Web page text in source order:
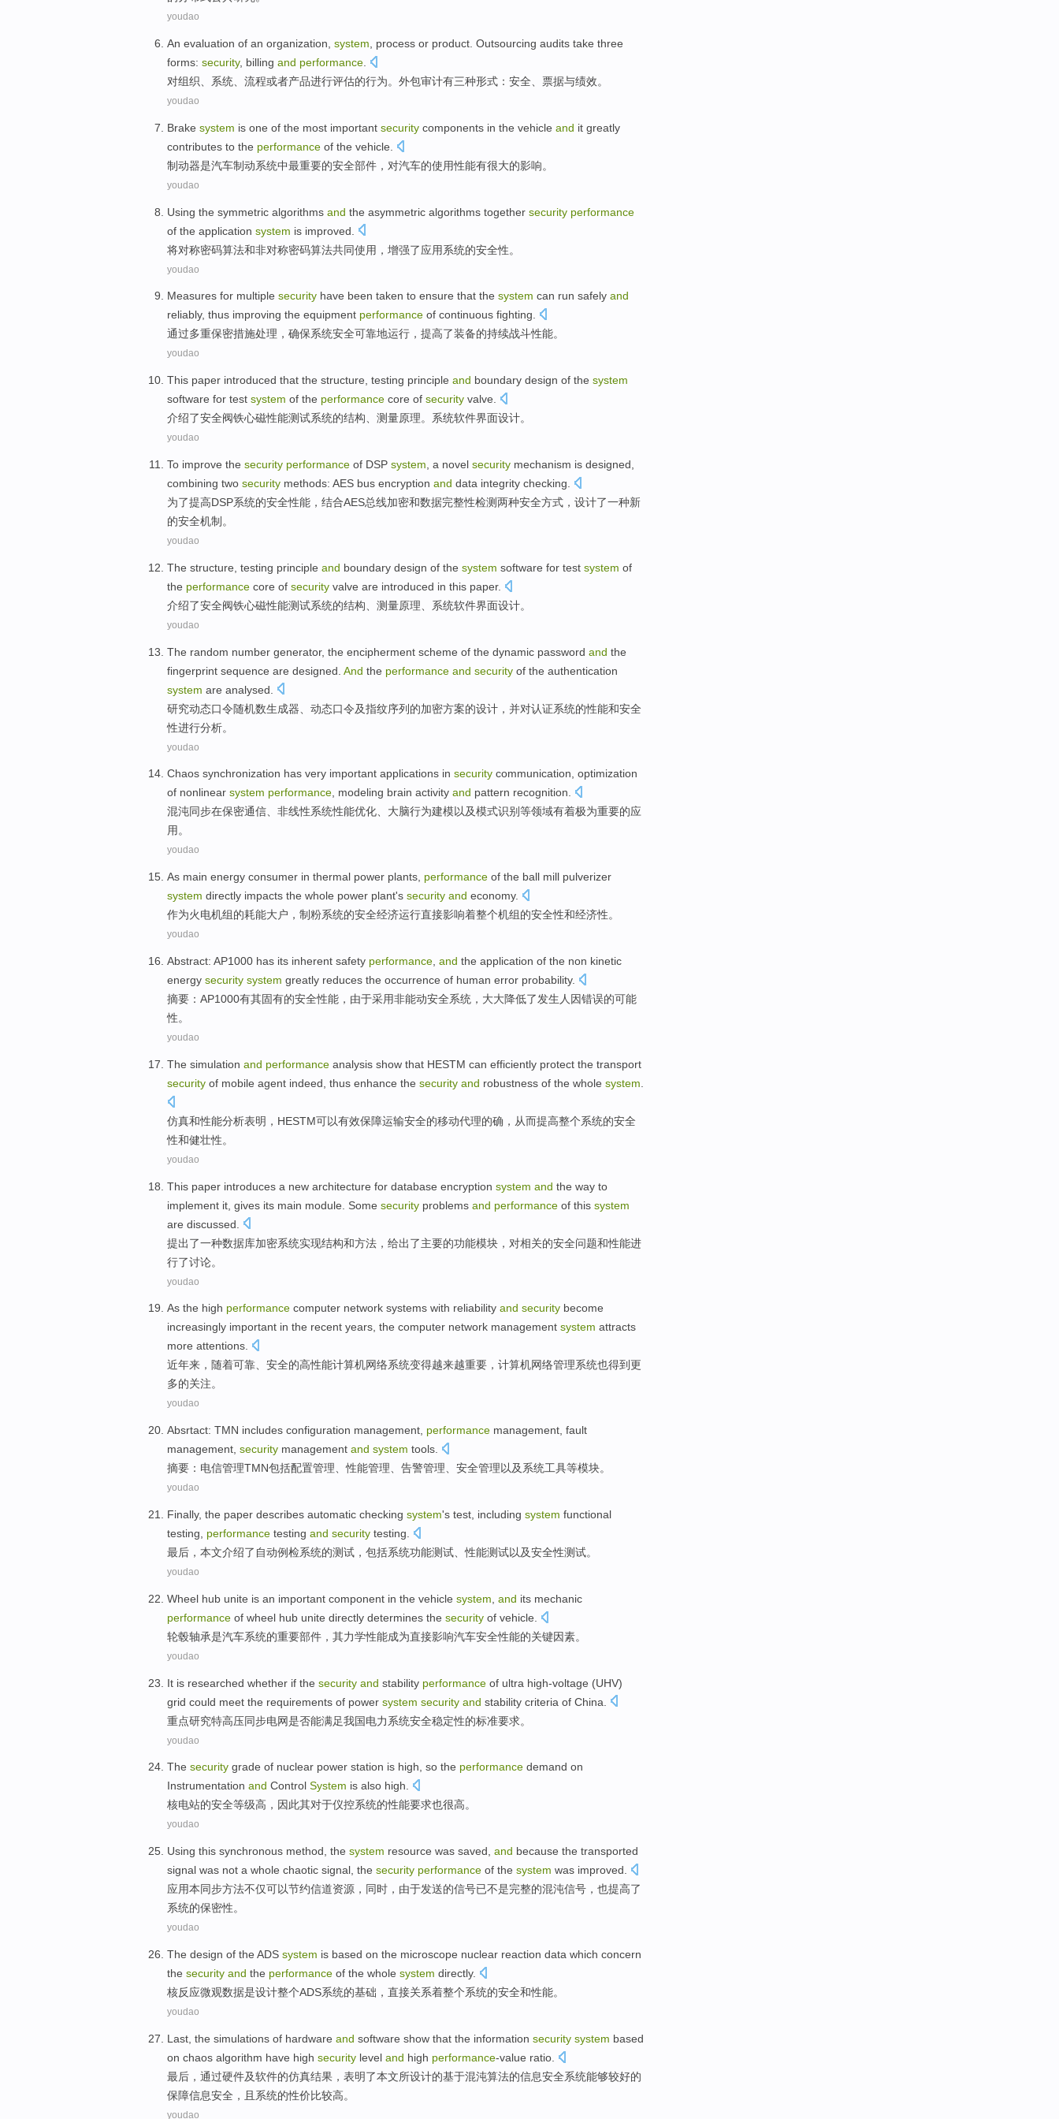
youdao
An evaluation of an organization system process or product Outsourcing audits take three
forms: security, billing and performance
对组织 系统 流程或者产品进行评估的行为。 外包审计有三种形式 ： 安全 票据与绩效。
youdao
Brake system is one of the most important security components in the vehicle and it greatly
contributes to the performance of the vehicle.
制动器是汽车制动系统中最重要的安全部件 ，对汽车的使用性能有很大的影响。
youdao
Using the symmetric algorithms and the asymmetric algorithms together security performance
of the application system is improved
将对称密码算法和非对称密码算法共同使用，增强了应用系统的安全性。
youdao
Measures for multiple security have been taken to ensure that the system can run safely and
reliably, thus improving the equipment performance of continuous fighting.
通过多重保密措施处理 ， 确保系统安全可靠地运行， 提高了装备的持续战斗性能。
youdao
This paper introduced that the structure testing principle and boundary design of the system
software for test system of the performance core of security valve
介绍了安全阀铁心磁性能测试系统的结构 测量原理。系统软件界面设计。
youdao
To improve the security performance of DSP system a novel security mechanism is designed
combining two security methods: AES bus encryption and data integrity checking
为了提高DSP系统的安全性能 ， 结合AES总线加密和数据完整性检测两种安全方式 ， 设计了一种新
的安全机制 。
youdao
The structure testing principle and boundary design of the system software for test system of
the performance core of security valve are introduced in this paper.
介绍了安全阀铁心磁性能测试系统的结构 测量原理 、系统软件界面设计。
youdao
The random number generator, the encipherment scheme of the dynamic password and the
fingerprint sequence are designed And the performance and security of the authentication
system are analysed
研究动态口令随机数生成器 、动态口令及指纹序列的加密方案的设计 ， 并对认证系统的性能和安全
性进行分析。
youdao
Chaos synchronization has very important applications in security communication, optimization
of nonlinear system performance, modeling brain activity and pattern recognition.
混沌同步在保密通信、 非线性系统性能优化、 大脑行为建模以及模式识别等领域有着极为重要的应
用。
youdao
As main energy consumer in thermal power plants, performance of the ball mill pulverizer
system directly impacts the whole power plant's security and economy.
作为火电机组的耗能大户 ，制粉系统的安全经济运行直接影响着整个机组的安全性和经济性。
youdao
Abstract: AP1000 has its inherent safety performance and the application of the non kinetic
energy security system greatly reduces the occurrence of human error probability.
摘要 ： AP1000有其固有的安全性能 ，由于采用非能动安全系统 ， 大大降低了发生 人 因错误的可能
性。
youdao
The simulation and performance analysis show that HESTM can efficiently protect the transport
security of mobile agent indeed thus enhance the security and robustness of the whole system
仿真和性能分析表明 ， HESTM可以有效保障运输安全的移动代理的确 ， 从而提高整个系统的安全
性和健壮性。
youdao
This paper introduces a new architecture for database encryption system and the way to
implement it gives its main module Some security problems and performance of this system
are discussed.
提出了一种数据库加密系统实现结构和方法 ， 给出了主要的功能模块 ， 对相关的安全问题和性能进
行了讨论。
youdao
As the high performance computer network systems with reliability and security become
increasingly important in the recent years, the computer network management system attracts
more attentions.
近年来， 随着可靠、 安全的高性能计算机网络系统变得越来越重要 ，计算机网络管理系统也得到更
多的关注。
youdao
Absrtact: TMN includes configuration management performance management fault
management, security management and system tools
摘要 ：电信管理TMN包括配置管理 、性能管理、 告警管理、 安全管理以及系统工具等模块。
youdao
Finally, the paper describes automatic checking system's test including system functional
testing
performance testing and security testing.
最后 ， 本文介绍了 自动例检系统的测试 ， 包括系统功能测试 、性能测试以及安全性测试。
youdao
Wheel hub unite is an important component in the vehicle system and its mechanic
performance of wheel hub unite directly determines the security of vehicle.
轮毂轴承是汽车系统的重要部件 ， 其力学性能成为直接影响汽车安全性能的关键因素。
youdao
It is researched whether if the security and stability performance of ultra high-voltage (UHV)
grid could meet the requirements of power system security and stability criteria of China
重点研究特高压同步电网是否能满足我国电力系统安全稳定性的标准要求。
youdao
The security grade of nuclear power station is high, so the performance demand on
Instrumentation and Control System is also high.
核电站的安全等级高 ， 因此其对于仪控系统的性能要求也很高。
youdao
Using this synchronous method , the system resource was saved and because the transported
signal was not a whole chaotic signal, the security performance of the system was improved
应用本同步方法不仅可以节约信道资源 ，同时， 由于发送的信号已不是完整的混沌信号，也提高了
系统的保密性。
youdao
The design of the ADS system is based on the microscope nuclear reaction data which concern
the security and the performance of the whole system directly.
核反应微观数据是设计整个ADS系统的基础 ， 直接关系着整个系统的安全和性能。
youdao
Last the simulations of hardware and software show that the information security system based
on chaos algorithm have high security level and high performance-value ratio
最后 ， 通过硬件及软件的仿真结果，表明了本文所设计的基于混沌算法的信息安全系统能够较好的
保障信息安全，
且 系统的性价比较高。
youdao